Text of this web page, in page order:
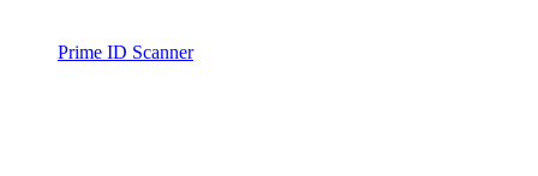
Prime ID Scanner